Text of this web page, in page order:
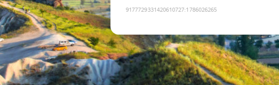
9177729331420610727:1786026265